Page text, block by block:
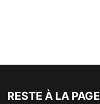
RESTE À LA PAGE